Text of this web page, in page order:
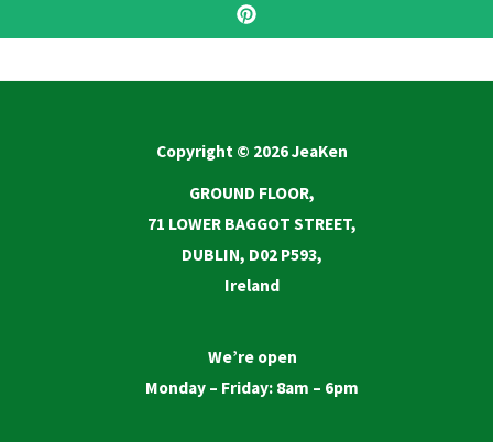
Copyright © 2026 JeaKen
GROUND FLOOR,
71 LOWER BAGGOT STREET,
DUBLIN, D02 P593,
Ireland
We’re open
Monday – Friday: 8am – 6pm